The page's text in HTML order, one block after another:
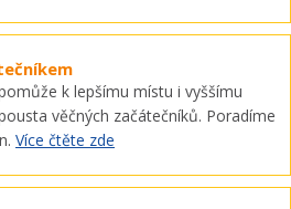
k lepšímu místu i vyššímu
věčných začátečníků. Poradíme
Více čtěte zde